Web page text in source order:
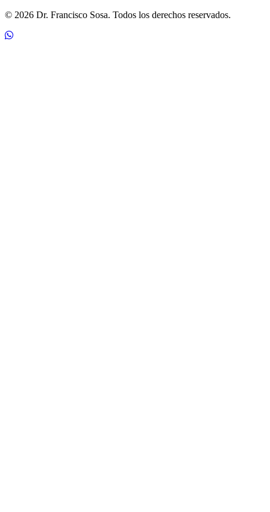
© 2026 Dr. Francisco Sosa. Todos los derechos reservados.